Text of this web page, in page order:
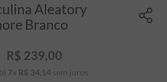
Aleatory
Branco
R$ 239,00
7x R$ 34,14sem juros
3º
boné
4º
jaqueta
5º
camiseta
6º
pima